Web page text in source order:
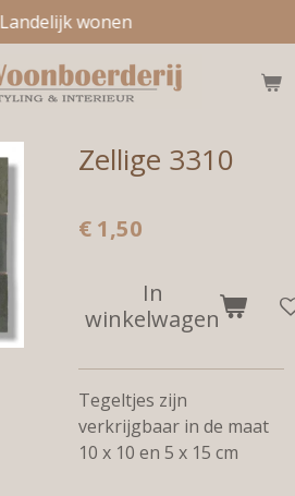
Landelijk wonen
Zellige 3310
€ 1,50
In
winkelwagen
Tegeltjes zijn
verkrijgbaar in de maat
10 x 10 en 5 x 15 cm